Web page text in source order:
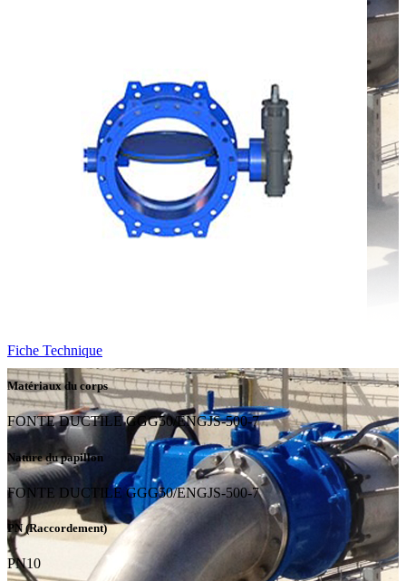
Fiche Technique
Matériaux du corps
FONTE DUCTILE GGG50/ENGJS-500-7
Nature du papillon
FONTE DUCTILE GGG50/ENGJS-500-7
PN (Raccordement)
PN10